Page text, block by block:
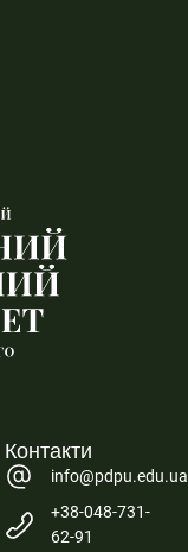
Контакти
info@pdpu.edu.ua
+38-048-731-
62-91